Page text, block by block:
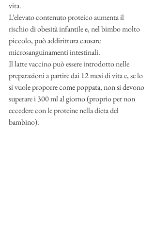
vita.
L’elevato contenuto proteico aumenta il
rischio di obesità infantile e, nel bimbo molto
piccolo, può addirittura causare
microsanguinamenti intestinali.
Il latte vaccino può essere introdotto nelle
preparazioni a partire dai 12 mesi di vita e, se lo
si vuole proporre come poppata, non si devono
superare i 300 ml al giorno (proprio per non
eccedere con le proteine nella dieta del
bambino).